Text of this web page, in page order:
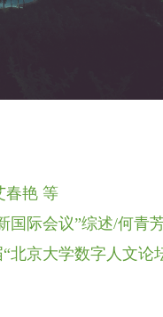
春艳 等
国际会议”综述/何青
京大学数字人文论